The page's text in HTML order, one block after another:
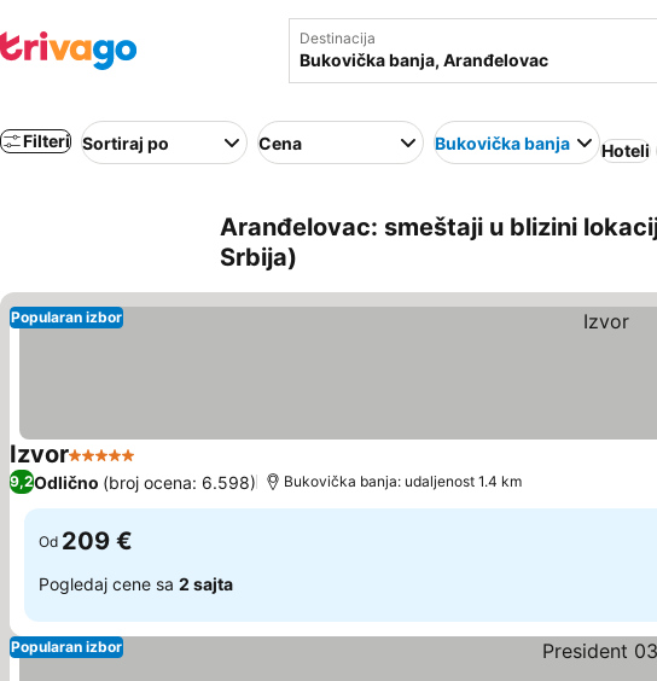
Destinacija
Filteri Sortiraj po Cena Bukovička banja Hoteli
Aranđelovac: smeštaji u blizini
Srbija)
Popularan izbor
Izvor5 Zvezdice
9,2Odlično (broj ocena: 6.598) Bukovička banja: udaljenost 1.4 km
Od 209 €
Pogledaj cene sa 2 sajta
Popularan izbor